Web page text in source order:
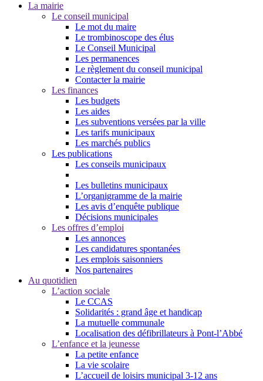
La mairie
Le conseil municipal
Le mot du maire
Le trombinoscope des élus
Le Conseil Municipal
Les permanences
Le règlement du conseil municipal
Contacter la mairie
Les finances
Les budgets
Les aides
Les subventions versées par la ville
Les tarifs municipaux
Les marchés publics
Les publications
Les conseils municipaux
Les bulletins municipaux
L’organigramme de la mairie
Les avis d’enquête publique
Décisions municipales
Les offres d’emploi
Les annonces
Les candidatures spontanées
Les emplois saisonniers
Nos partenaires
Au quotidien
L’action sociale
Le CCAS
Solidarités : grand âge et handicap
La mutuelle communale
Localisation des défibrillateurs à Pont-l’Abbé
L’enfance et la jeunesse
La petite enfance
La vie scolaire
L’accueil de loisirs municipal 3-12 ans